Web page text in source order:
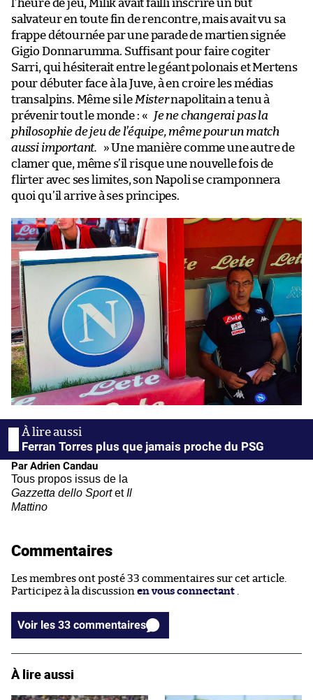
l’heure de jeu, Milik avait failli inscrire un but
salvateur en toute fin de rencontre, mais avait vu sa
frappe détournée par une parade de martien signée
Gigio Donnarumma. Suffisant pour faire cogiter
Sarri, qui hésiterait entre le géant polonais et Mertens
pour débuter face à la Juve, à en croire les médias
transalpins. Même si le Misternapolitain a tenu à
prévenir tout le monde : « Je ne changerai pas la
philosophie de jeu de l’équipe, même pour un match
aussi important. » Une manière comme une autre de
clamer que, même s’il risque une nouvelle fois de
flirter avec ses limites, son Napoli se cramponnera
quoi qu’il arrive à ses principes.
Ferran Torres plus que jamais proche du PSG
Par Adrien Candau
Tous propos issus de la
Gazzetta dello SportetIl
Mattino
Commentaires
Les membres ont posté 33 commentaires sur cet article.
Participez à la discussion en vous connectant .
Voir les 33 commentaires
À lire aussi